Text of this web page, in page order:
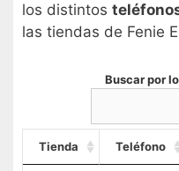
los distintos
las tiendas de Fenie
Buscar por
Tienda Teléfono